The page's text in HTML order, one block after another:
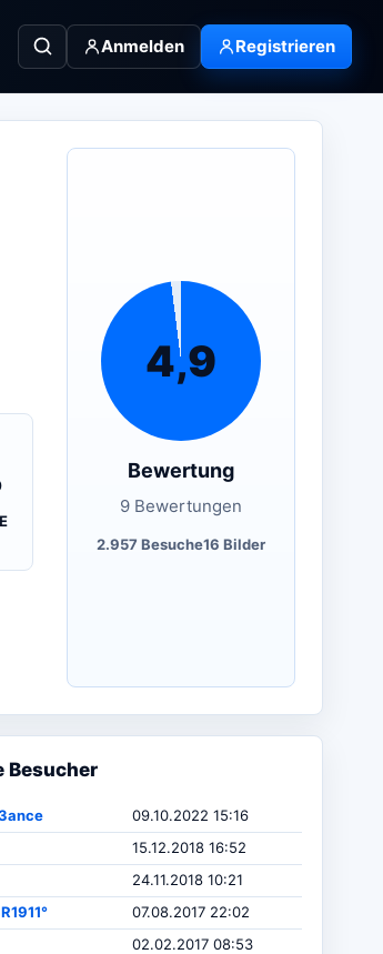
Anmelden Registrieren
4,9
Bewertung
9 Bewertungen
2.957 Besuche16 Bilder
Besucher
09.10.2022 15:16
15.12.2018 16:52
24.11.2018 10:21
07.08.2017 22:02
02.02.2017 08:53